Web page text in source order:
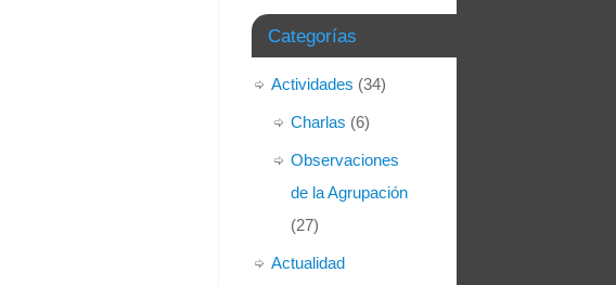
Categorías
Actividades (34)
Charlas (6)
Observaciones
de la Agrupación
(27)
Actualidad